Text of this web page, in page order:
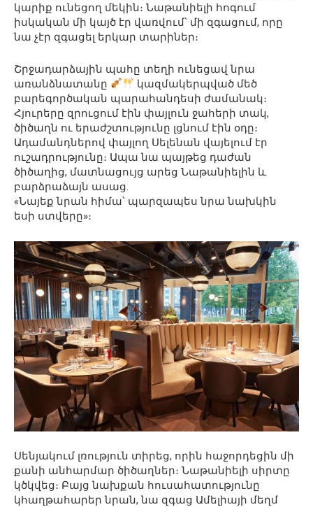
կարիք ունեցող մեկին։ Նաթանիելի հոգում
իսկական մի կայծ էր վառվում՝ մի զգացում, որը
նա չէր զգացել երկար տարիներ։
Շրջադարձային պահը տեղի ունեցավ նրա
առանձնատանը
կազմակերպված մեծ
բարեգործական պարահանդեսի ժամանակ։
Հյուրերը զրուցում էին փայլուն ջահերի տակ,
ծիծաղն ու երաժշտությունը լցնում էին օդը։
Ադամանդներով փայլող Սելենան վայելում էր
ուշադրությունը։ Ապա նա պայթեց դաժան
ծիծաղից, մատնացույց արեց Նաթանիելին և
բարձրաձայն ասաց.
«Նայեք նրան հիմա՝ պարզապես նրա նախկին
եսի ստվերը»։
Սենյակում լռություն տիրեց, որին հաջորդեցին մի
քանի անհարմար ծիծաղներ։ Նաթանիելի սիրտը
կծկվեց։ Բայց նախքան հուսահատությունը
կհաղթահարեր նրան, նա զգաց Ամելիայի մեղմ